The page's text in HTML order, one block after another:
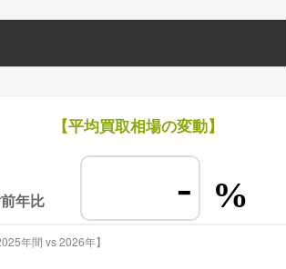
【平均買取相場の変動】
年比 - %
年間 vs 2026年】